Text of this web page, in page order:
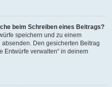
beim Schreiben eines Beitrags?
speichern und zu einem
Den gesicherten Beitrag
Entwürfe verwalten“ in deinem